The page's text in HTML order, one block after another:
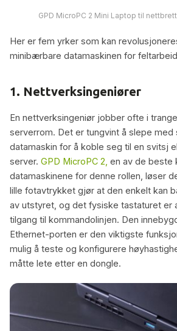
GPD MicroPC 2 Mini Laptop til
Her er fem yrker som kan
minibærbare datamaskinen for
1. Nettverksingeniører
En nettverksingeniør jobber ofte i
serverrom. Det er tungvint å slepe
datamaskin for å koble seg til en svitsj
server. GPD MicroPC 2, en av de beste
datamaskinene for denne rollen, løser
lille fotavtrykket gjør at den enkelt kan
av utstyret, og det fysiske tastaturet er
tilgang til kommandolinjen. Den
Ethernet-porten er den viktigste
mulig å teste og konfigurere
måtte lete etter en dongle.